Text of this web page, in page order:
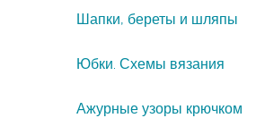
Шапки, береты и шляпы
Юбки. Схемы вязания
Ажурные узоры крючком